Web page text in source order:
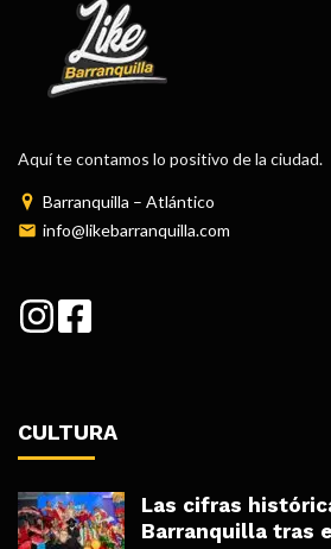
Aquí te contamos lo positivo de la ciudad.
Barranquilla – Atlántico
info@likebarranquilla.com
CULTURA
Las cifras
Barranquilla tras